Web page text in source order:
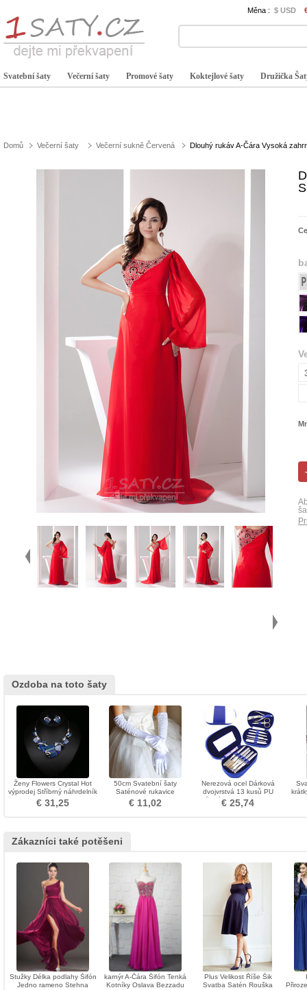
Měna : $ USD
Svatební šaty Večerní šaty Promové šaty Koktejlové šaty Družička
Domů Večerní šaty Večerní sukně Červená Dlouhý rukáv A-Čára Vysoká
Ozdoba na toto šaty
Ženy Flowers Crystal Hot
výprodej Stříbrný náhrdelník
€ 31,25
50cm Svatební šaty
Saténové rukavice
Performance Stage
Performance Dlouhé
€ 11,02
Nerezová ocel Dárková
dvojvrstvá 13 kusů PU
kožená pouzdra Pouzdro
na nehty
€ 25,74
Zákazníci také potěšeni
Stužky Délka podlahy Šifón
Jedno rameno Stehna
karnýr A-Čára Šifón Tenká
Kotníky Oslava Bezzadu
Plus Velikost Říše Šik
Svatba Satén Rouška